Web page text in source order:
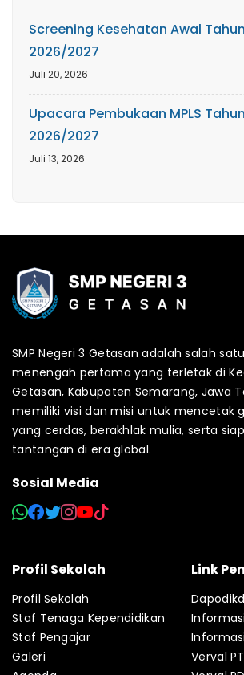
Screening Kesehatan Awal
2026/2027
Juli 20, 2026
Upacara Pembukaan MPLS
2026/2027
Juli 13, 2026
SMP Negeri 3 Getasan adalah salah
menengah pertama yang terletak di
Getasan, Kabupaten Semarang, Jawa
memiliki visi dan misi untuk mencetak
yang cerdas, berakhlak mulia, serta
tantangan di era global.
Sosial Media
Profil Sekolah
Profil Sekolah
Staf Tenaga Kependidikan
Staf Pengajar
Galeri
Link
Informasi
Verval